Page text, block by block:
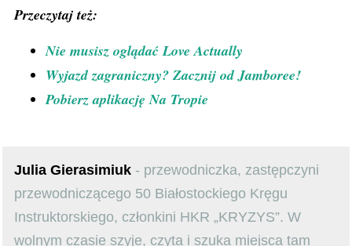
Przeczytaj też:
Nie musisz oglądać Love Actually
Wyjazd zagraniczny? Zacznij od Jamboree!
Pobierz aplikację Na Tropie
Julia Gierasimiuk - przewodniczka, zastępczyni
przewodniczącego 50 Białostockiego Kręgu
Instruktorskiego, członkini HKR „KRYZYS”. W
wolnym czasie szyje, czyta i szuka miejsca tam